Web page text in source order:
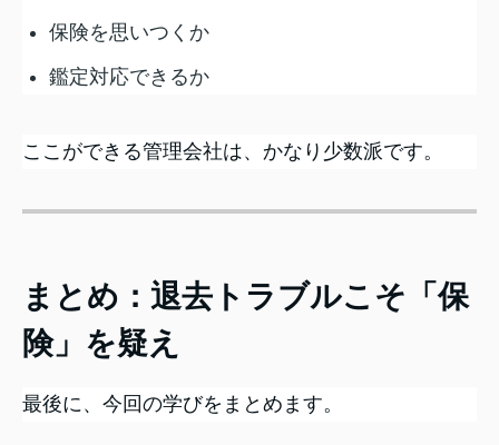
保険を思いつくか
鑑定対応できるか
ここができる管理会社は、かなり少数派です。
まとめ：退去トラブルこそ「保
険」を疑え
最後に、今回の学びをまとめます。